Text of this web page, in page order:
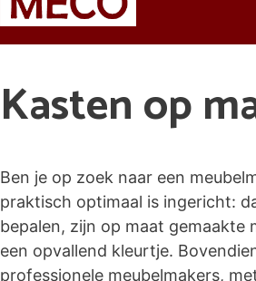
Kasten op
Ben je op zoek naar een
praktisch optimaal is ingericht:
bepalen, zijn op maat gemaakte
een opvallend kleurtje.
professionele meubelmakers,